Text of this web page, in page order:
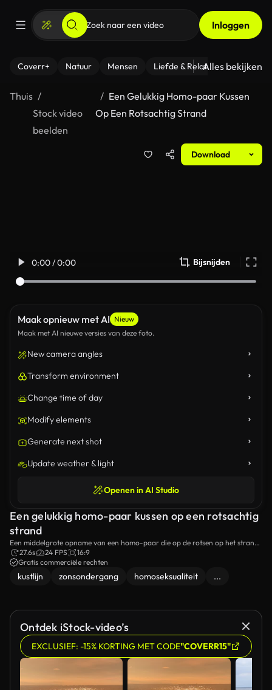
Inloggen
Coverr+ Natuur Mensen Liefde & Relaties - Fitness
Alles bekijken
Thuis
Stock video
beelden
Een Gelukkig Homo-paar Kussen
Op Een Rotsachtig Strand
Download
0:00 / 0:00 Bijsnijden
Maak opnieuw met AI Nieuw
Maak met AI nieuwe versies van deze foto.
New camera angles
Transform environment
Change time of day
Modify elements
Generate next shot
Update weather & light
Openen in AI Studio
Een gelukkig homo-paar kussen op een rotsachtig
strand
Een middelgrote opname van een homo-paar die op de rotsen op het strand
kusst.27.6s 24 FPS
16:9
Gratis commerciële rechten
kustlijn zonsondergang homoseksualiteit ...
Ontdek iStock-video’s
EXCLUSIEF: -15% KORTING MET CODE"COVERR15"